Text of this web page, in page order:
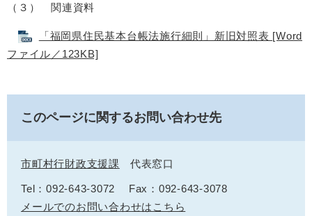
（３） 関連資料
「福岡県住民基本台帳法施行細則」新旧対照表 [Word
ファイル／123KB]
このページに関するお問い合わせ先
市町村行財政支援課 代表窓口
Tel：092-643-3072
Fax：092-643-3078
メールでのお問い合わせはこちら